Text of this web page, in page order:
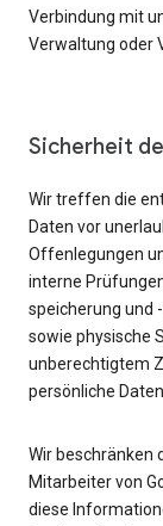
Verbindung mit
Verwaltung oder
Sicherheit
Wir treffen die
Daten vor
Offenlegungen
interne
speicherung und
sowie physische
unberechtigtem
persönliche
Wir beschränken
Mitarbeiter von
diese